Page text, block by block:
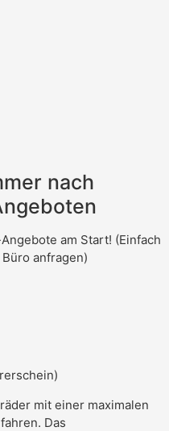
nach
am Start! (Einfach
anfragen)
mit einer maximalen
Das